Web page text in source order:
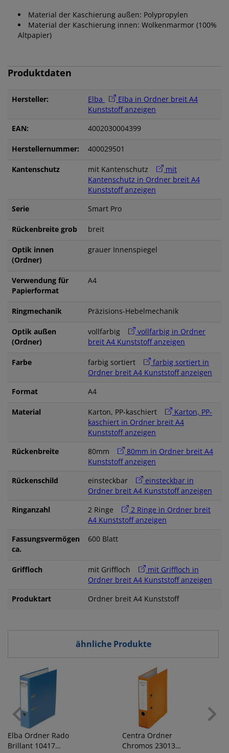
Material der Kaschierung außen: Polypropylen
Material der Kaschierung innen: Wolkenmarmor (100%
Altpapier)
Produktdaten
Hersteller: Elba
Elba in Ordner breit A4
Kunststoff anzeigen
EAN:
4002030004399
Herstellernummer: 400029501
Kantenschutz mit Kantenschutz
mit
Kantenschutz in Ordner breit A4
Kunststoff anzeigen
Serie
Smart Pro
Rückenbreite grob breit
Optik innen
(Ordner)
grauer Innenspiegel
Verwendung für
Papierformat
A4
Ringmechanik Präzisions-Hebelmechanik
Optik außen
(Ordner)
vollfarbig
vollfarbig in Ordner
breit A4 Kunststoff anzeigen
Farbe farbig sortiert
farbig sortiert in
Ordner breit A4 Kunststoff anzeigen
Format
A4
Material Karton, PP-kaschiert
Karton, PP-
kaschiert in Ordner breit A4
Kunststoff anzeigen
Rückenbreite
80mm
80mm in Ordner breit A4
Kunststoff anzeigen
Rückenschild
einsteckbar
einsteckbar in
Ordner breit A4 Kunststoff anzeigen
Ringanzahl
2 Ringe
2 Ringe in Ordner breit
A4 Kunststoff anzeigen
Fassungsvermögen
ca.
600 Blatt
Griffloch mit Griffloch
mit Griffloch in
Ordner breit A4 Kunststoff anzeigen
Produktart
Ordner breit A4 Kunststoff
ähnliche Produkte
Elba Ordner Rado
Brillant 10417
Centra Ordner
Chromos 230135,